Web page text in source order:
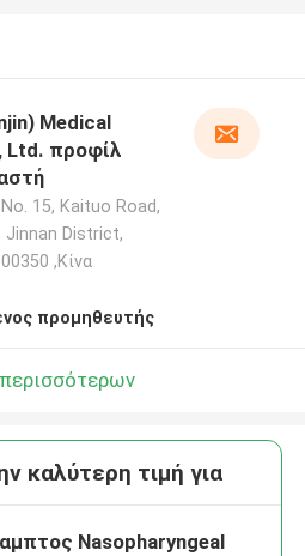
Medical
Ltd. προφίλ
15, Kaituo Road,
Jinnan District,
,Κίνα
προμηθευτής
καλύτερη τιμή για
Nasopharyngeal